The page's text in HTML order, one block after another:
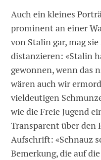
Auch ein kleines
prominent an einer
von Stalin gar, mag
distanzieren: «Stalin
gewonnen, wenn das
wären auch wir
vieldeutigen
wie die Freie Jugend
Transparent über den
Aufschrift: «Schnauz
Bemerkung, die auf